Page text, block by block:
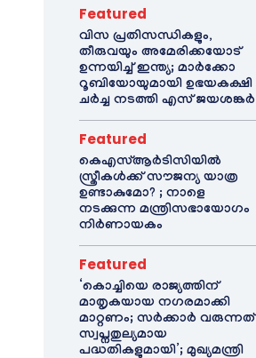
Featured
വിസ പ്രതിസന്ധികളും,
തീരുവയും അമേരിക്കയോട്
ഉന്നയിച്ച് ഇന്ത്യ; മാർക്കോ
റൂബിയോയുമായി ഉഭയകക്ഷി
ചർച്ച നടത്തി എസ് ജയശങ്കർ
Featured
കെഎസ്ആർടിസിയിൽ
സ്ത്രീകൾക്ക് സൗജന്യ യാത്ര
ഉണ്ടാകുമോ? ; നാളെ
നടക്കുന്ന മന്ത്രിസഭായോഗം
നിർണായകം
Featured
‘കൊച്ചിയെ രാജ്യത്തിന്
മാതൃകയായ നഗരമാക്കി
മാറ്റണം; സർക്കാർ വരുന്നത്
സ്വപ്നതുല്യമായ
പദ്ധതികളുമായി’; മുഖ്യമന്ത്രി